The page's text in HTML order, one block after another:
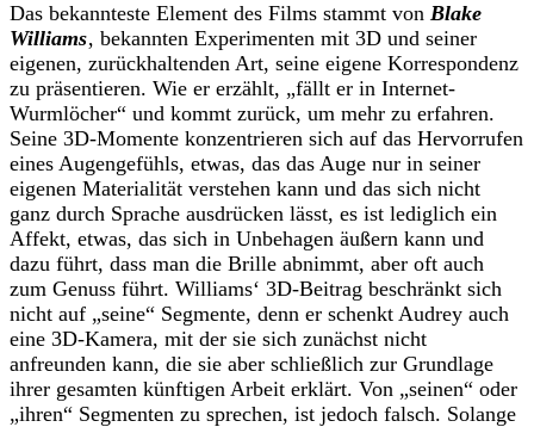
Das bekannteste Element des Films stammt von Blake
Williams‚ bekannten Experimenten mit 3D und seiner
eigenen, zurückhaltenden Art, seine eigene Korrespondenz
zu präsentieren. Wie er erzählt, „fällt er in Internet-
Wurmlöcher“ und kommt zurück, um mehr zu erfahren.
Seine 3D-Momente konzentrieren sich auf das Hervorrufen
eines Augengefühls, etwas, das das Auge nur in seiner
eigenen Materialität verstehen kann und das sich nicht
ganz durch Sprache ausdrücken lässt, es ist lediglich ein
Affekt, etwas, das sich in Unbehagen äußern kann und
dazu führt, dass man die Brille abnimmt, aber oft auch
zum Genuss führt. Williams‘ 3D-Beitrag beschränkt sich
nicht auf „seine“ Segmente, denn er schenkt Audrey auch
eine 3D-Kamera, mit der sie sich zunächst nicht
anfreunden kann, die sie aber schließlich zur Grundlage
ihrer gesamten künftigen Arbeit erklärt. Von „seinen“ oder
„ihren“ Segmenten zu sprechen, ist jedoch falsch. Solange